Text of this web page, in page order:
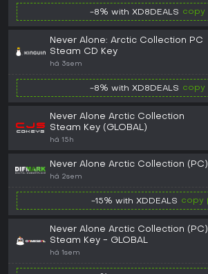
-8% with XD8DEALS copy
Never Alone: Arctic Collection PC
Steam CD Key
há 3sem
-8% with XD8DEALS copy
Never Alone Arctic Collection
Steam Key (GLOBAL)
há 15h
Never Alone Arctic Collection (PC)
há 2sem
-15% with XDDEALS copy
Never Alone Arctic Collection (PC)
Steam Key - GLOBAL
há 1sem